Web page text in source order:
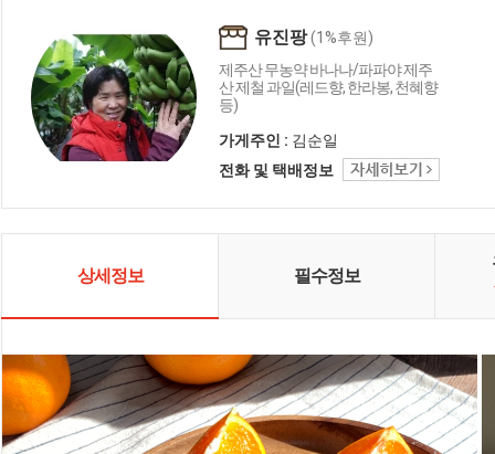
유진팡(1%후원)
제주산 무농약 바나나/파파야 제주
산 제철 과일(레드향, 한라봉, 천혜향
등)
가게주인 : 김순일
전화 및 택배정보
상세정보 필수정보